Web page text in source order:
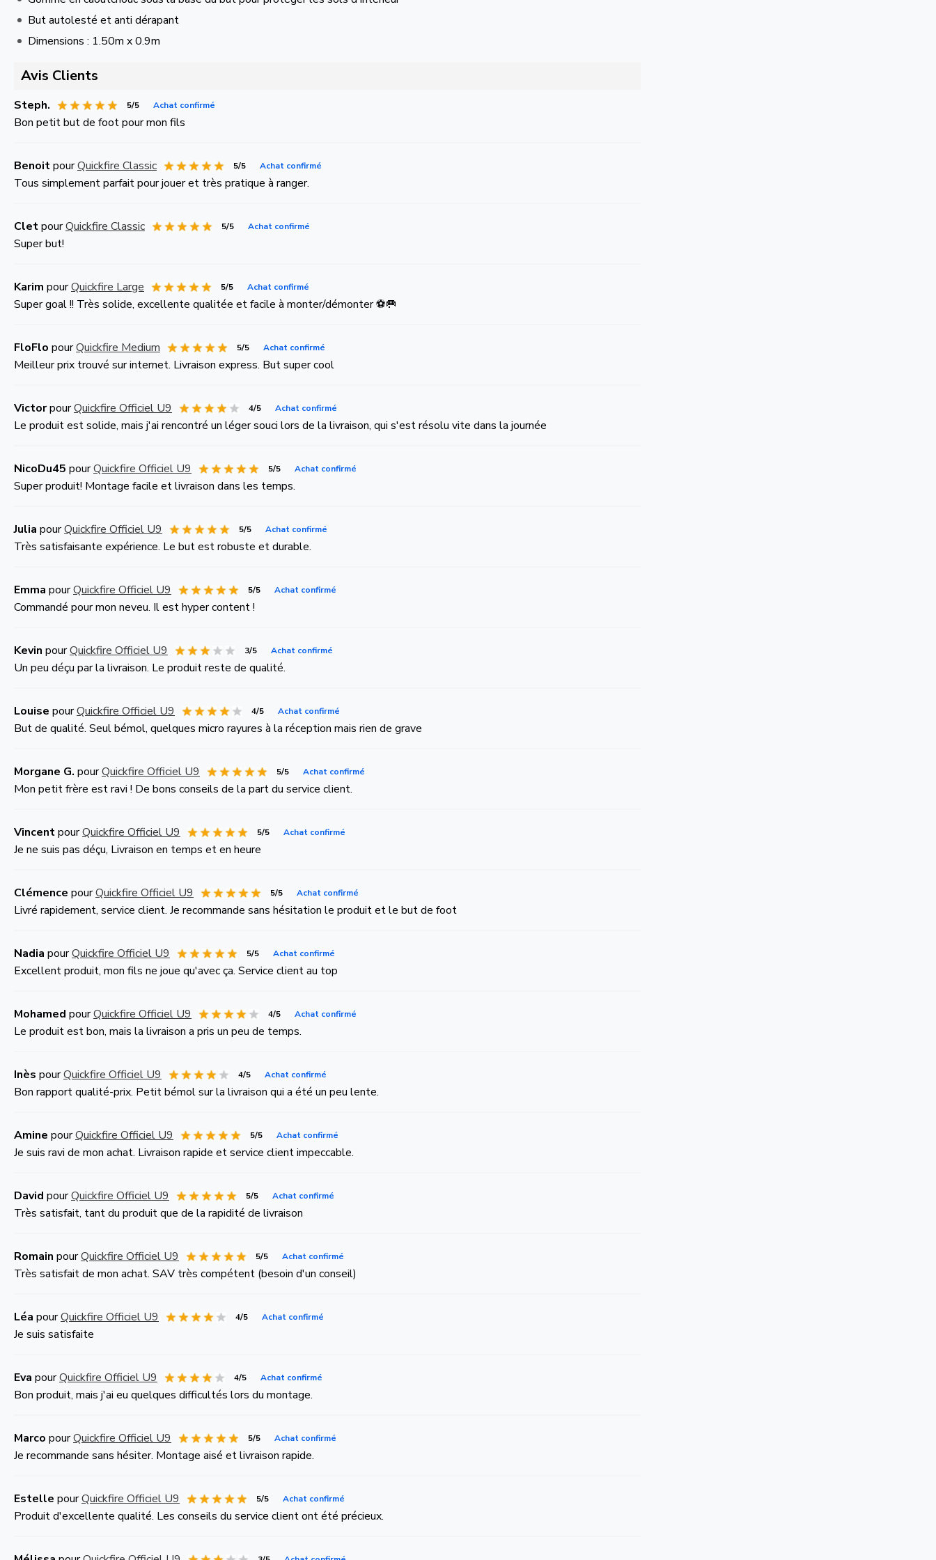
But autolesté et anti dérapant
Dimensions : 1.50m x 0.9m
Avis Clients
Steph. 5/5 Achat confirmé
Bon petit but de foot pour mon fils
BenoitpourQuickfire Classic 5/5 Achat confirmé
Tous simplement parfait pour jouer et très pratique à ranger.
CletpourQuickfire Classic 5/5 Achat confirmé
Super but!
Karim pourQuickfire Large 5/5 Achat confirmé
Super goal !! Très solide, excellente qualitée et facile à monter/démonter ⚽️🥅
FloFlo pourQuickfire Medium 5/5 Achat confirmé
Meilleur prix trouvé sur internet. Livraison express. But super cool
VictorpourQuickfire Officiel U9 4/5 Achat confirmé
Le produit est solide, mais j'ai rencontré un léger souci lors de la livraison, qui s'est résolu vite dans la journée
NicoDu45 pourQuickfire Officiel U9 5/5 Achat confirmé
Super produit! Montage facile et livraison dans les temps.
Julia pourQuickfire Officiel U9 5/5 Achat confirmé
Très satisfaisante expérience. Le but est robuste et durable.
Emma pourQuickfire Officiel U9 5/5 Achat confirmé
Commandé pour mon neveu. Il est hyper content !
Kevin pourQuickfire Officiel U9 3/5 Achat confirmé
Un peu déçu par la livraison. Le produit reste de qualité.
Louise pourQuickfire Officiel U9 4/5 Achat confirmé
But de qualité. Seul bémol, quelques micro rayures à la réception mais rien de grave
Morgane G. pourQuickfire Officiel U9 5/5 Achat confirmé
Mon petit frère est ravi ! De bons conseils de la part du service client.
VincentpourQuickfire Officiel U9 5/5 Achat confirmé
Je ne suis pas déçu, Livraison en temps et en heure
Clémence pourQuickfire Officiel U9 5/5 Achat confirmé
Livré rapidement, service client. Je recommande sans hésitation le produit et le but de foot
Nadia pourQuickfire Officiel U9 5/5 Achat confirmé
Excellent produit, mon fils ne joue qu'avec ça. Service client au top
Mohamed pourQuickfire Officiel U9 4/5 Achat confirmé
Le produit est bon, mais la livraison a pris un peu de temps.
Inès pourQuickfire Officiel U9 4/5 Achat confirmé
Bon rapport qualité-prix. Petit bémol sur la livraison qui a été un peu lente.
Amine pourQuickfire Officiel U9 5/5 Achat confirmé
Je suis ravi de mon achat. Livraison rapide et service client impeccable.
David pourQuickfire Officiel U9 5/5 Achat confirmé
Très satisfait, tant du produit que de la rapidité de livraison
Romain pourQuickfire Officiel U9 5/5 Achat confirmé
Très satisfait de mon achat. SAV très compétent (besoin d'un conseil)
Léa pourQuickfire Officiel U9 4/5 Achat confirmé
Je suis satisfaite
Eva pourQuickfire Officiel U9 4/5 Achat confirmé
Bon produit, mais j'ai eu quelques difficultés lors du montage.
Marco pourQuickfire Officiel U9 5/5 Achat confirmé
Je recommande sans hésiter. Montage aisé et livraison rapide.
Estelle pourQuickfire Officiel U9 5/5 Achat confirmé
Produit d'excellente qualité. Les conseils du service client ont été précieux.